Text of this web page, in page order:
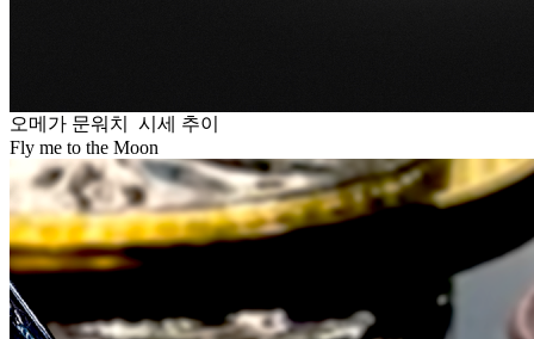
오메가 문워치 시세 추이
Fly me to the Moon